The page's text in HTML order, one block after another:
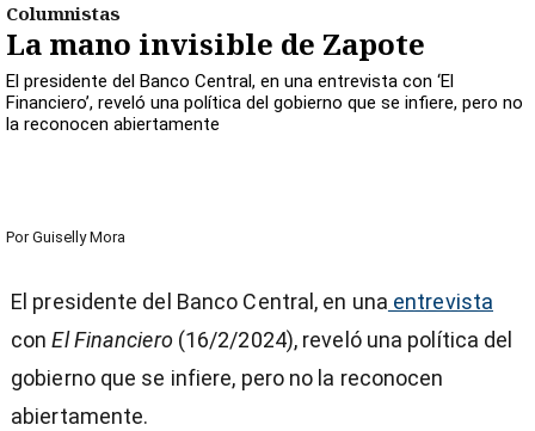
Columnistas
La mano invisible de Zapote
El presidente del Banco Central, en una entrevista con ‘El
Financiero’, reveló una política del gobierno que se infiere, pero no
la reconocen abiertamente
Por Guiselly Mora
El presidente del Banco Central, en una entrevista
conEl Financiero (16/2/2024), reveló una política del
gobierno que se infiere, pero no la reconocen
abiertamente.